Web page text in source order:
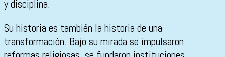
y disciplina.
Su historia es también la historia de una
transformación. Bajo su mirada se impulsaron